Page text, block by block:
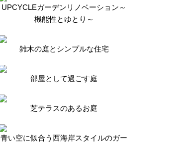
UPCYCLEガーデンリノベーション～
機能性とゆとり～
雑木の庭とシンプルな住宅
部屋として過ごす庭
芝テラスのあるお庭
青い空に似合う西海岸スタイルのガー